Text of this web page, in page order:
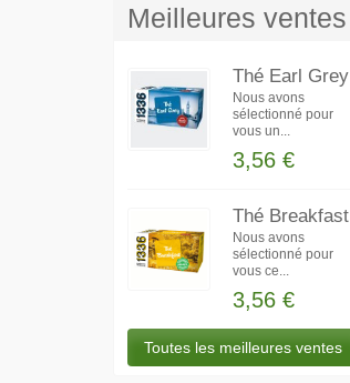
Meilleures ventes
Thé Earl Grey
Nous avons
sélectionné pour
vous un...
3,56 €
Thé Breakfast
Nous avons
sélectionné pour
vous ce...
3,56 €
Toutes les meilleures ventes